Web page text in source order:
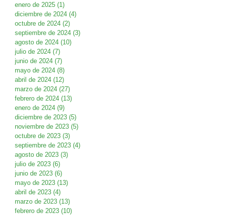
enero de 2025 (1)
diciembre de 2024 (4)
octubre de 2024 (2)
septiembre de 2024 (3)
agosto de 2024 (10)
julio de 2024 (7)
junio de 2024 (7)
mayo de 2024 (8)
abril de 2024 (12)
marzo de 2024 (27)
febrero de 2024 (13)
enero de 2024 (9)
diciembre de 2023 (5)
noviembre de 2023 (5)
octubre de 2023 (3)
septiembre de 2023 (4)
agosto de 2023 (3)
julio de 2023 (6)
junio de 2023 (6)
mayo de 2023 (13)
abril de 2023 (4)
marzo de 2023 (13)
febrero de 2023 (10)